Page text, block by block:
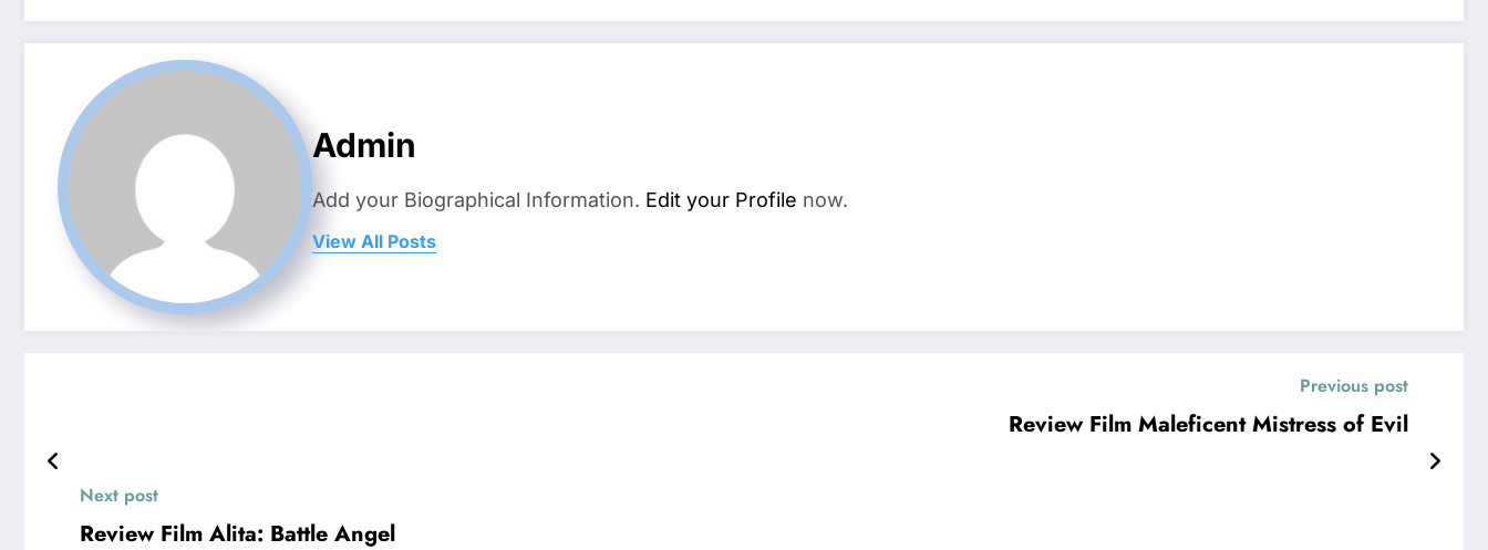
Admin
Add your Biographical Information. Edit your Profile now.
View All Posts
Previous post
Review Film Maleficent Mistress of Evil
Next post
Review Film Alita: Battle Angel